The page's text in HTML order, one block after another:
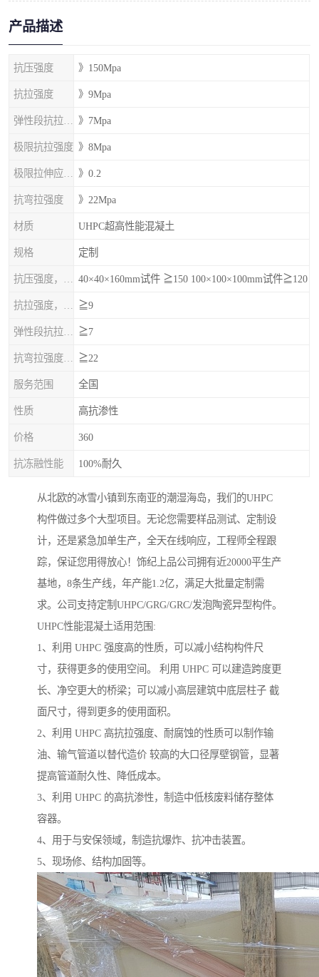
产品描述
抗压强度 》150Mpa
抗拉强度 》9Mpa
》7Mpa
极限抗拉强度 》8Mpa
》0.2
抗弯拉强度 》22Mpa
材质 UHPC超高性能混凝土
规格 定制
40×40×160mm试件 ≧150 100×100×100mm试件≧120
≧9
≧7
≧22
服务范围 全国
性质 高抗渗性
价格 360
抗冻融性能 100%耐久
从北欧的冰雪小镇到东南亚的潮湿海岛，我们的UHPC
构件做过多个大型项目。无论您需要样品测试、定制设
计，还是紧急加单生产，全天在线响应，工程师全程跟
踪，保证您用得放心！饰纪上品公司拥有近20000平生产
基地，8条生产线，年产能1.2亿，满足大批量定制需
求。公司支持定制UHPC/GRG/GRC/发泡陶瓷异型构件。
UHPC性能混凝土适用范围:
1、利用 UHPC 强度高的性质，可以减小结构构件尺
寸，获得更多的使用空间。 利用 UHPC 可以建造跨度更
长、净空更大的桥梁；可以减小高层建筑中底层柱子 截
面尺寸，得到更多的使用面积。
2、利用 UHPC 高抗拉强度、耐腐蚀的性质可以制作输
油、输气管道以替代造价 较高的大口径厚壁钢管，显著
提高管道耐久性、降低成本。
3、利用 UHPC 的高抗渗性，制造中低核废料储存整体
容器。
4、用于与安保领域，制造抗爆炸、抗冲击装置。
5、现场修、结构加固等。